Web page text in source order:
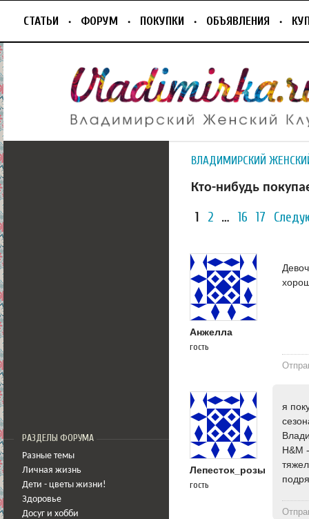
СТАТЬИ ФОРУМ ПОКУПКИ ОБЪЯВЛЕНИЯ
РАЗДЕЛЫ ФОРУМА
Разные темы
Личная жизнь
Дети - цветы жизни!
Здоровье
Досуг и хобби
ВЛАДИМИРСКИЙ
Кто-нибудь
1 2 … 16 17
Анжелла
гость
Лепесток_розы
гость
я
H&M